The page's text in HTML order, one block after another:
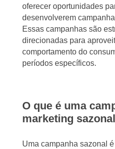
oferecer oportunidades
desenvolverem
Essas campanhas são
direcionadas para
comportamento do
períodos específicos.
O que é uma
marketing
Uma campanha sazonal